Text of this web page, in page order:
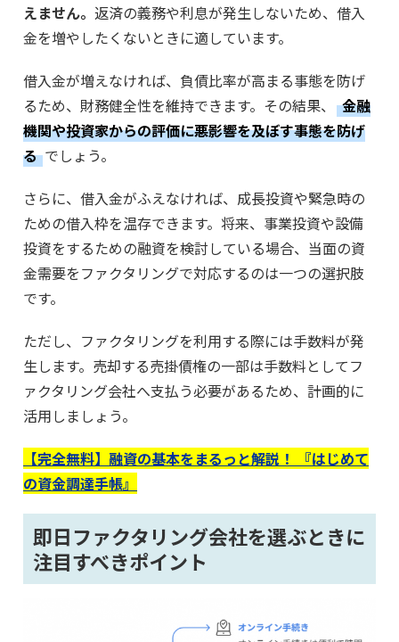
えません。 返済の義務や利息が発生しないため、借入
金を増やしたくないときに適しています。
借入金が増えなければ、負債比率が高まる事態を防げ
るため、財務健全性を維持できます。その結果、
金融
機関や投資家からの評価に悪影響を及ぼす事態を防げ
る でしょう。
さらに、借入金がふえなければ、成長投資や緊急時の
ための借入枠を温存できます。将来、事業投資や設備
投資をするための融資を検討している場合、当面の資
金需要をファクタリングで対応するのは一つの選択肢
です。
ただし、ファクタリングを利用する際には手数料が発
生します。売却する売掛債権の一部は手数料としてフ
ァクタリング会社へ支払う必要があるため、計画的に
活用しましょう。
【完全無料】融資の基本をまるっと解説！ 『はじめて
の資金調達手帳』
即日ファクタリング会社を選ぶときに
注目すべきポイント